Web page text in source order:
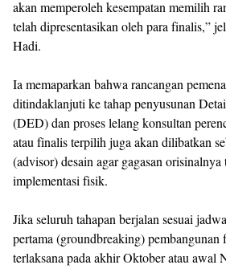
akan memperoleh kesempatan memilih
telah dipresentasikan oleh para finalis,”
Hadi.
Ia memaparkan bahwa rancangan
ditindaklanjuti ke tahap penyusunan
(DED) dan proses lelang konsultan
atau finalis terpilih juga akan dilibatkan
(advisor) desain agar gagasan orisinalnya
implementasi fisik.
Jika seluruh tahapan berjalan sesuai
pertama (groundbreaking) pembangunan
terlaksana pada akhir Oktober atau awal